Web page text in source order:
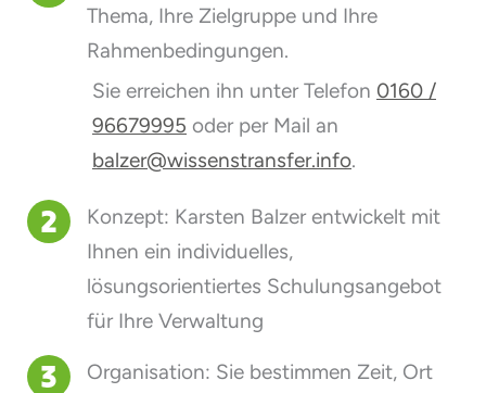
Thema, Ihre Zielgruppe und Ihre
Rahmenbedingungen.
Sie erreichen ihn unter Telefon 0160 /
96679995 oder per Mail an
balzer@wissenstransfer.info.
Konzept: Karsten Balzer entwickelt mit
Ihnen ein individuelles,
lösungsorientiertes Schulungsangebot
für Ihre Verwaltung
Organisation: Sie bestimmen Zeit, Ort